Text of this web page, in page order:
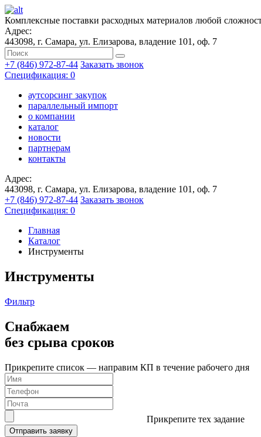
Комплексные поставки расходных материалов любой
Адрес:
443098, г. Самара, ул. Елизарова, владение 101, оф. 7
+7 (846) 972-87-44 Заказать звонок
Спецификация: 0
аутсорсинг закупок
параллельный импорт
о компании
каталог
новости
партнерам
контакты
Адрес:
443098, г. Самара, ул. Елизарова, владение 101, оф. 7
+7 (846) 972-87-44 Заказать звонок
Спецификация: 0
Главная
Каталог
Инструменты
Инструменты
Фильтр
Снабжаем
без срыва сроков
Прикрепите список — направим КП в течение рабочего дня
Прикрепите тех задание